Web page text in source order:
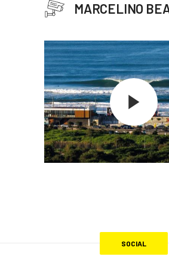
MARCELINO
SOCIAL